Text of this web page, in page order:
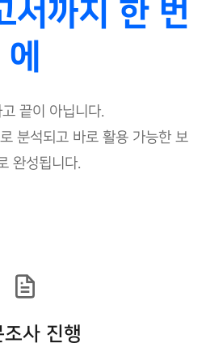
서까지 한 번
에
끝이 아닙니다.
분석되고 바로 활용 가능한 보
완성됩니다.
조사 진행